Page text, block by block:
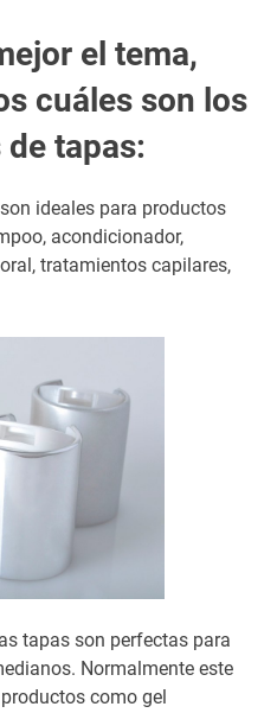
el tema,
cuáles son los
tapas:
ideales para productos
acondicionador,
tratamientos capilares,
tapas son perfectas para
Normalmente este
como gel